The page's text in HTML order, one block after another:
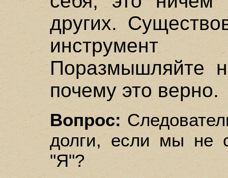
других.
Поразмышляйте
почему это верно.
Вопрос:
долги, если мы не
"Я"?